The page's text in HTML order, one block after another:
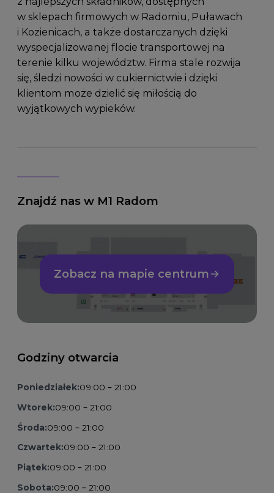
w sklepach firmowych w Radomiu, Puławach
i Kozienicach, a także dostarczanych dzięki
wyspecjalizowanej flocie transportowej na
terenie kilku województw. Firma stale rozwija
się, śledzi nowości w cukiernictwie i dzięki
klientom może dzielić się miłością do
wyjątkowych wypieków.
Znajdź nas w M1 Radom
Zobacz na mapie centrum
Godziny otwarcia
Poniedziałek:09:00 – 21:00
Wtorek:09:00 – 21:00
Środa:09:00 – 21:00
Czwartek:09:00 – 21:00
Piątek:09:00 – 21:00
Sobota:09:00 – 21:00